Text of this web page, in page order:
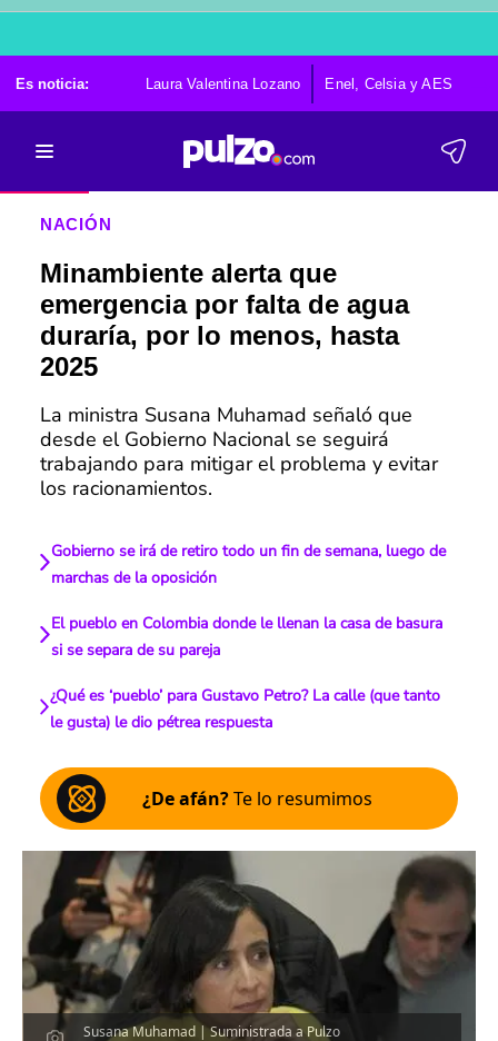
Es noticia: Laura Valentina Lozano Enel, Celsia y AES
NACIÓN
Minambiente alerta que
emergencia por falta de agua
duraría, por lo menos, hasta
2025
La ministra Susana Muhamad señaló que
desde el Gobierno Nacional se seguirá
trabajando para mitigar el problema y evitar
los racionamientos.
Gobierno se irá de retiro todo un fin de semana, luego de
marchas de la oposición
El pueblo en Colombia donde le llenan la casa de basura
si se separa de su pareja
¿Qué es ‘pueblo’ para Gustavo Petro? La calle (que tanto
le gusta) le dio pétrea respuesta
¿De afán?Te lo resumimos
Susana Muhamad | Suministrada a Pulzo